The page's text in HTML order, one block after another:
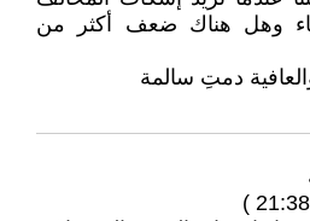
وهل هناك ضعف أكثر من
دمتِ سالمة